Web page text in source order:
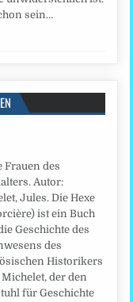
sein…
Frauen des
Autor:
Jules. Die Hexe
ist ein Buch
Geschichte des
des
Historikers
der den
für Geschichte